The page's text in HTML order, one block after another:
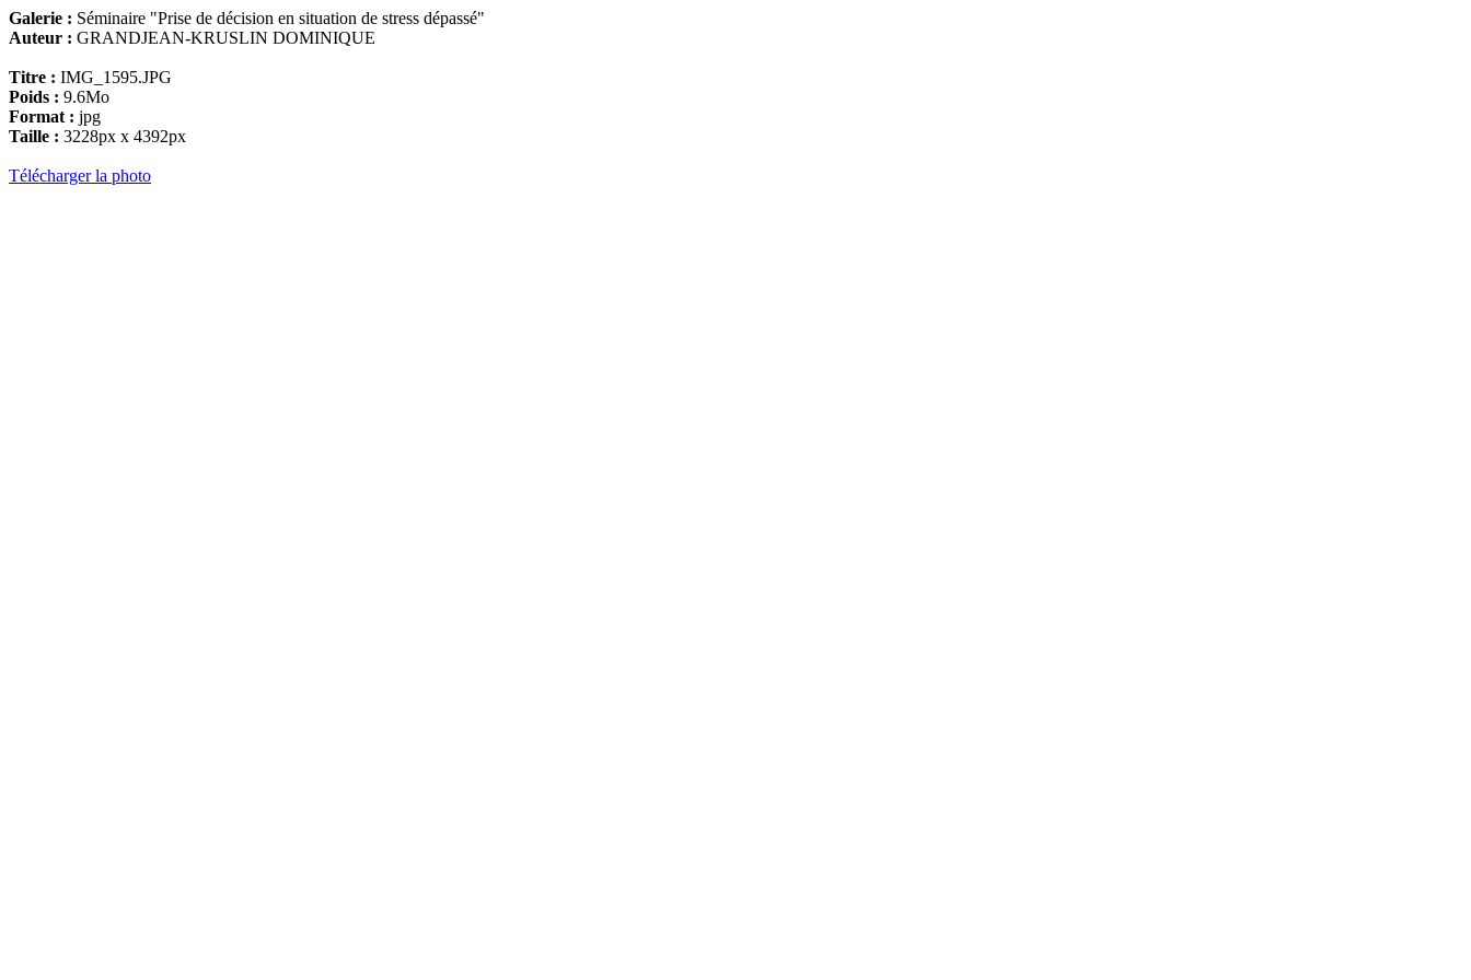
Galerie : Séminaire "Prise de décision en situation de stress dépassé"
Auteur : GRANDJEAN-KRUSLIN DOMINIQUE
Titre : IMG_1595.JPG
Poids : 9.6Mo
Format : jpg
Taille : 3228px x 4392px
Télécharger la photo